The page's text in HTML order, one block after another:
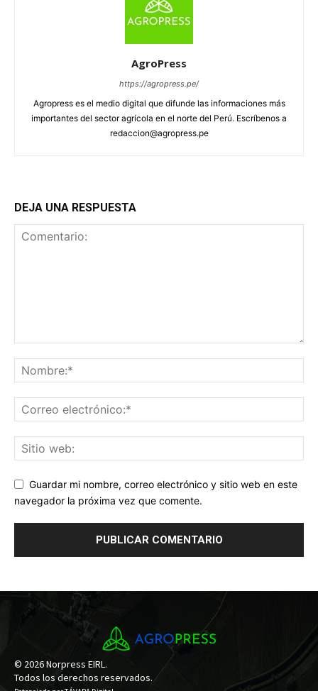
AgroPress
https://agropress.pe/
Agropress es el medio digital que difunde las informaciones más
importantes del sector agrícola en el norte del Perú. Escríbenos a
redaccion@agropress.pe
DEJA UNA RESPUESTA
Guardar mi nombre, correo electrónico y sitio web en este
navegador la próxima vez que comente.
© 2026 Norpress EIRL.
Todos los derechos reservados.